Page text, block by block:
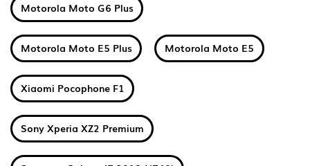
Motorola Moto G6 Plus
Motorola Moto E5 Plus Motorola Moto E5
Xiaomi Pocophone F1
Sony Xperia XZ2 Premium